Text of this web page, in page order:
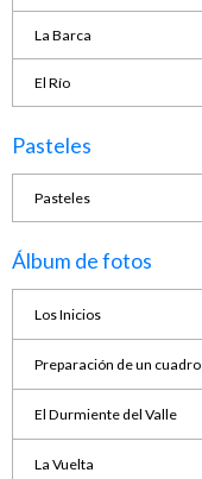
La Barca
El Río
Pasteles
Pasteles
Álbum de fotos
Los Inicios
Preparación de un cuadro
El Durmiente del Valle
La Vuelta